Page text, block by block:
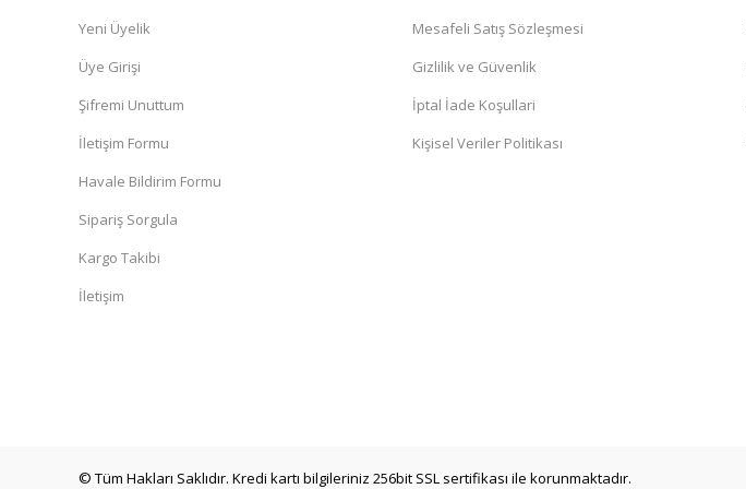
Yeni Üyelik
Üye Girişi
Şifremi Unuttum
İletişim Formu
Havale Bildirim Formu
Sipariş Sorgula
Kargo Takibi
İletişim
Mesafeli Satış Sözleşmesi
Gizlilik ve Güvenlik
İptal İade Koşullari
Kişisel Veriler Politikası
© Tüm Hakları Saklıdır. Kredi kartı bilgileriniz 256bit SSL sertifikası ile korunmaktadır.